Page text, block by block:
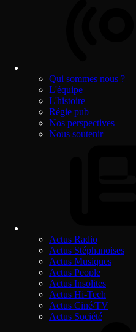
Qui sommes nous ?
L'équipe
L'histoire
Régie pub
Nos perspectives
Nous soutenir
Actus Radio
Actus Stéphanoises
Actus Musiques
Actus People
Actus Insolites
Actus Hi-Tech
Actus Ciné/TV
Actus Société